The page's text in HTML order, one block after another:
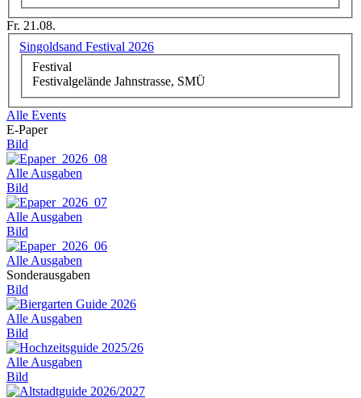
Fr. 21.08.
Singoldsand Festival 2026
Festival
Festivalgelände Jahnstrasse, SMÜ
Alle Events
E-Paper
Bild
Alle Ausgaben
Bild
Alle Ausgaben
Bild
Alle Ausgaben
Sonderausgaben
Bild
Alle Ausgaben
Bild
Alle Ausgaben
Bild